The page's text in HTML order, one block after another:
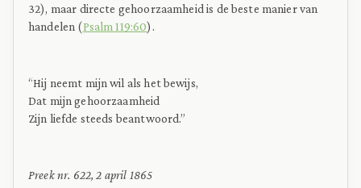
32), maar directe gehoorzaamheid is de beste manier van
handelen (Psalm 119:60).
“Hij neemt mijn wil als het bewijs,
Dat mijn gehoorzaamheid
Zijn liefde steeds beantwoord.”
Preek nr. 622, 2 april 1865